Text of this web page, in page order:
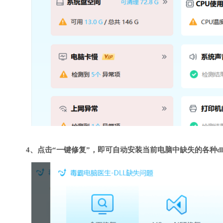
4、点击“一键修复”，即可自动安装当前电脑中缺失的各种